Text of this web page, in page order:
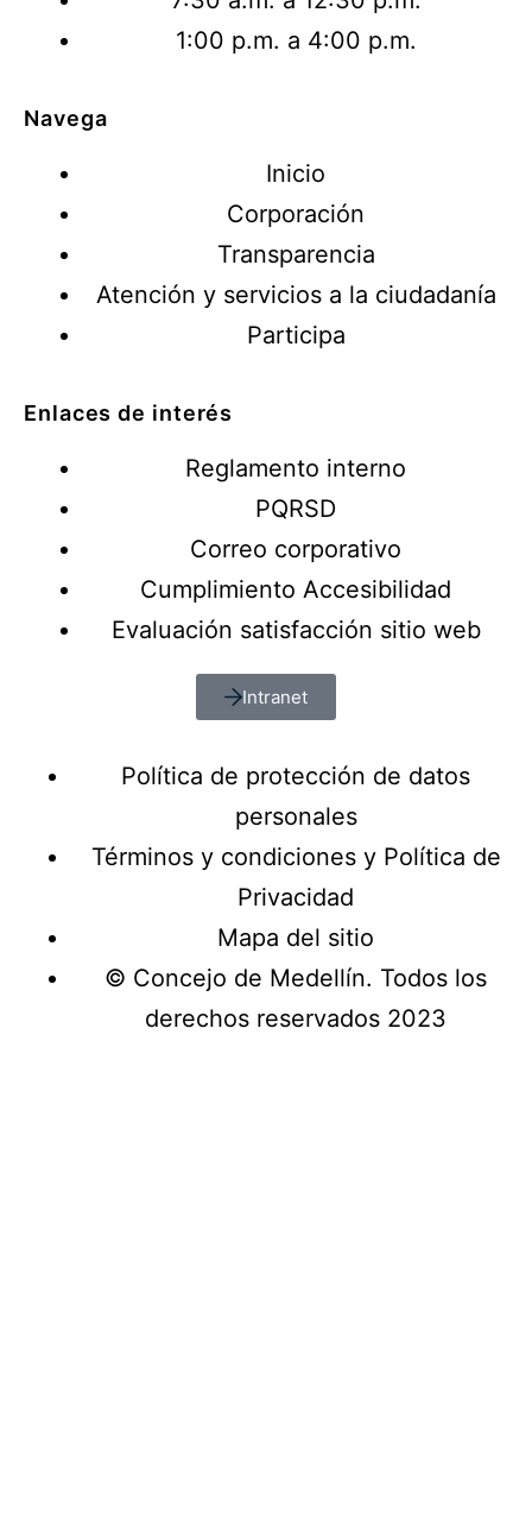
1:00 p.m. a 4:00 p.m.
Navega
Inicio
Corporación
Transparencia
Atención y servicios a la ciudadanía
Participa
Enlaces de interés
Reglamento interno
PQRSD
Correo corporativo
Cumplimiento Accesibilidad
Evaluación satisfacción sitio web
Intranet
Política de protección de datos
personales
Términos y condiciones y Política de
Privacidad
Mapa del sitio
© Concejo de Medellín. Todos los
derechos reservados 2023